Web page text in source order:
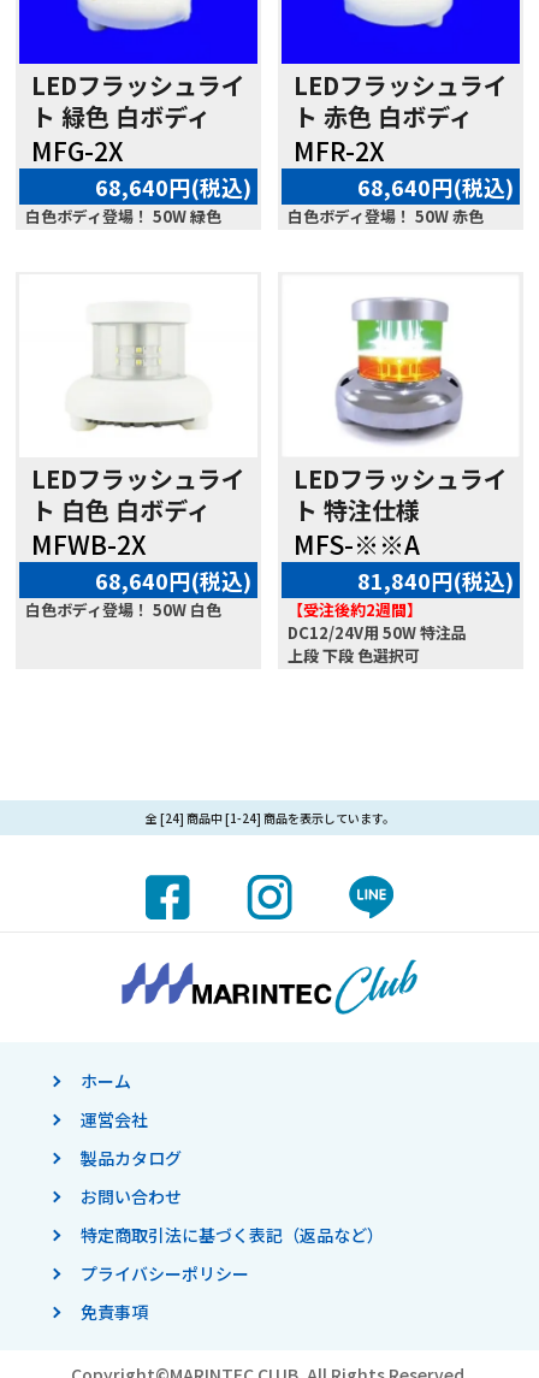
LEDフラッシュライ
ト 緑色 白ボディ
MFG-2X
68,640円(税込)
白色ボディ登場！ 50W 緑色
LEDフラッシュライ
ト 赤色 白ボディ
MFR-2X
68,640円(税込)
白色ボディ登場！ 50W 赤色
LEDフラッシュライ
ト 白色 白ボディ
MFWB-2X
68,640円(税込)
白色ボディ登場！ 50W 白色
LEDフラッシュライ
ト 特注仕様
MFS-※※A
81,840円(税込)
【受注後約2週間】
DC12/24V用 50W 特注品
上段 下段 色選択可
全 [24] 商品中 [1-24] 商品を表示しています。
ホーム
運営会社
製品カタログ
お問い合わせ
特定商取引法に基づく表記（返品など）
プライバシーポリシー
免責事項